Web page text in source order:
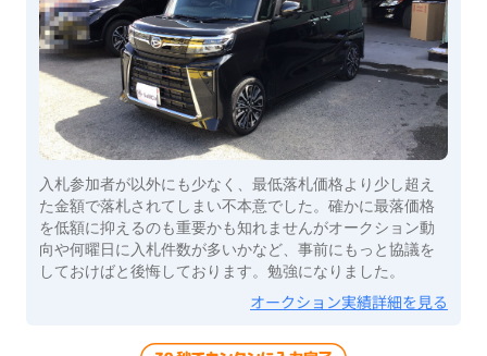
入札参加者が以外にも少なく、最低落札価格より少し超え
た金額で落札されてしまい不本意でした。確かに最落価格
を低額に抑えるのも重要かも知れませんがオークション動
向や何曜日に入札件数が多いかなど、事前にもっと協議を
しておけばと後悔しております。勉強になりました。
オークション実績詳細を見る